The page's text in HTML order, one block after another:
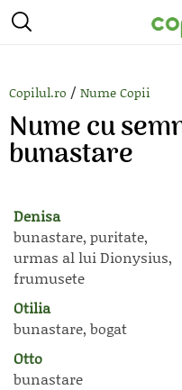
Copilul.ro / Nume Copii
Nume cu
bunastare
Denisa
bunastare, puritate,
urmas al lui Dionysius,
frumusete
Otilia
bunastare, bogat
Otto
bunastare